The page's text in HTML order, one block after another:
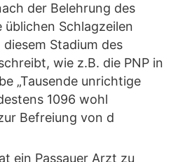
der Belehrung des
Schlagzeilen
Stadium des
wie z.B. die PNP in
„Tausende unrichtige
1096 wohl
Befreiung von d
ein Passauer Arzt zu